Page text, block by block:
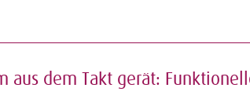
aus dem Takt gerät: